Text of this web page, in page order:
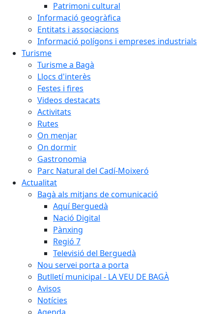
Patrimoni cultural
Informació geogràfica
Entitats i associacions
Informació polígons i empreses industrials
Turisme
Turisme a Bagà
Llocs d'interès
Festes i fires
Videos destacats
Activitats
Rutes
On menjar
On dormir
Gastronomia
Parc Natural del Cadí-Moixeró
Actualitat
Bagà als mitjans de comunicació
Aquí Berguedà
Nació Digital
Pànxing
Regió 7
Televisió del Berguedà
Nou servei porta a porta
Butlletí municipal - LA VEU DE BAGÀ
Avisos
Notícies